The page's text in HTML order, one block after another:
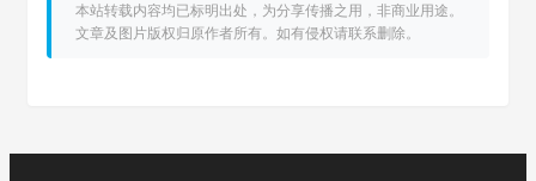
本站转载内容均已标明出处，为分享传播之用，非商业用途。
文章及图片版权归原作者所有。如有侵权请联系删除。